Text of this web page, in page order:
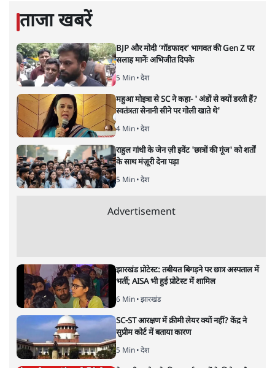
नतीजों पर परदे डालता घोषणा प्रधान
बजट!
अर्थतंत्र| अनन्त मित्तल| 1 FEB, 2026
अनन्त मित्तल
यह बजट नीतिगत नतीजों से ज़्यादा घोषणाओं पर टिका क्यों दिखता
है? आंकड़ों, ज़मीनी हकीकत और वादों के बीच घोषणा-प्रधान बजट
की आलोचनात्मक पड़ताल।
केंद्रीय वित्तमंत्री निर्मला सीतारमण द्वारा